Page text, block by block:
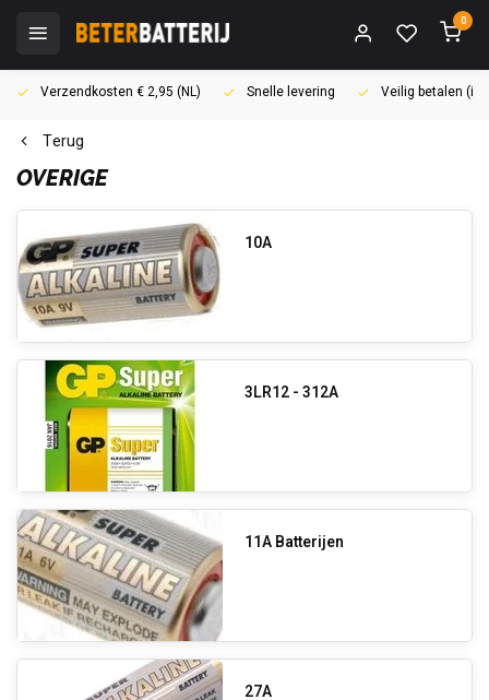
0
Verzendkosten € 2,95 (NL) Snelle levering Veilig betalen
Terug
OVERIGE
10A
3LR12 - 312A
11A Batterijen
27A